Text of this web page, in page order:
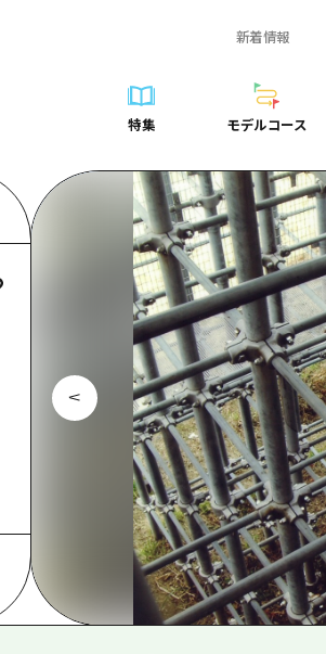
新着情報
特集
サイクリング
ショッピング
スポーツ
ナイトライフ
世界遺産
学び・
定番
歴史・
癒し
自然
モデルコース
モデルコース一覧
Dive! Hiroshima 公式ガイド
広島もしもトラベル
あたらしい非日常
スポッ
お役立ち情報一覧
アクセス
二次交通まとめ
施設の混雑状況のお知らせ
お得な周遊チケット
手荷物預かり・配送サービス
世界遺産
歴史・文化
自然
芸北
宮島周辺
山口県東部
HIROSHIMA FREE Wi-Fi
ボランティアガイド
ユニバーサルツーリズム